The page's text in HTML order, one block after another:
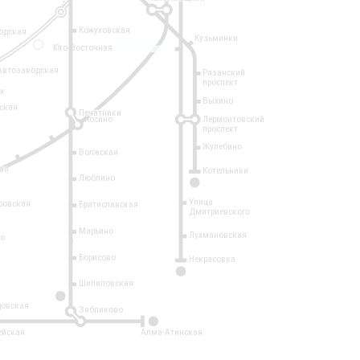
2
14
Кузьминки
Рязанский
проспект
Выхино
Лермонтовский
проспект
Жулебино
Котельники
Кожуховская
Печатники
Волжская
Люблино
Братиславская
Марьино
Борисово
Шипиловская
Зябликово
Алма-Атинская
Улица
Дмитриевского
Лухмановская
Некрасовка
Косино
Юго-Восточная